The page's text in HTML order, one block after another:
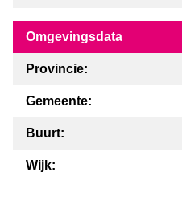
Omgevingsdata
Provincie:
Gemeente:
Buurt:
Wijk: